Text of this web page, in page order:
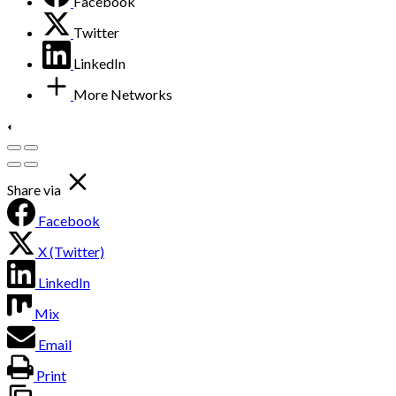
Twitter
LinkedIn
More Networks
Share via
Facebook
X (Twitter)
LinkedIn
Mix
Email
Print